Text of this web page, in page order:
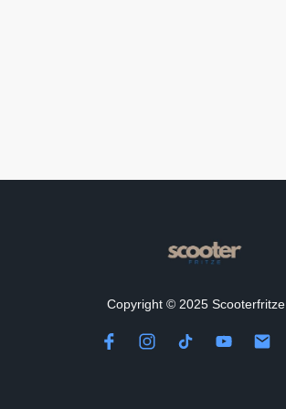
Copyright © 2025